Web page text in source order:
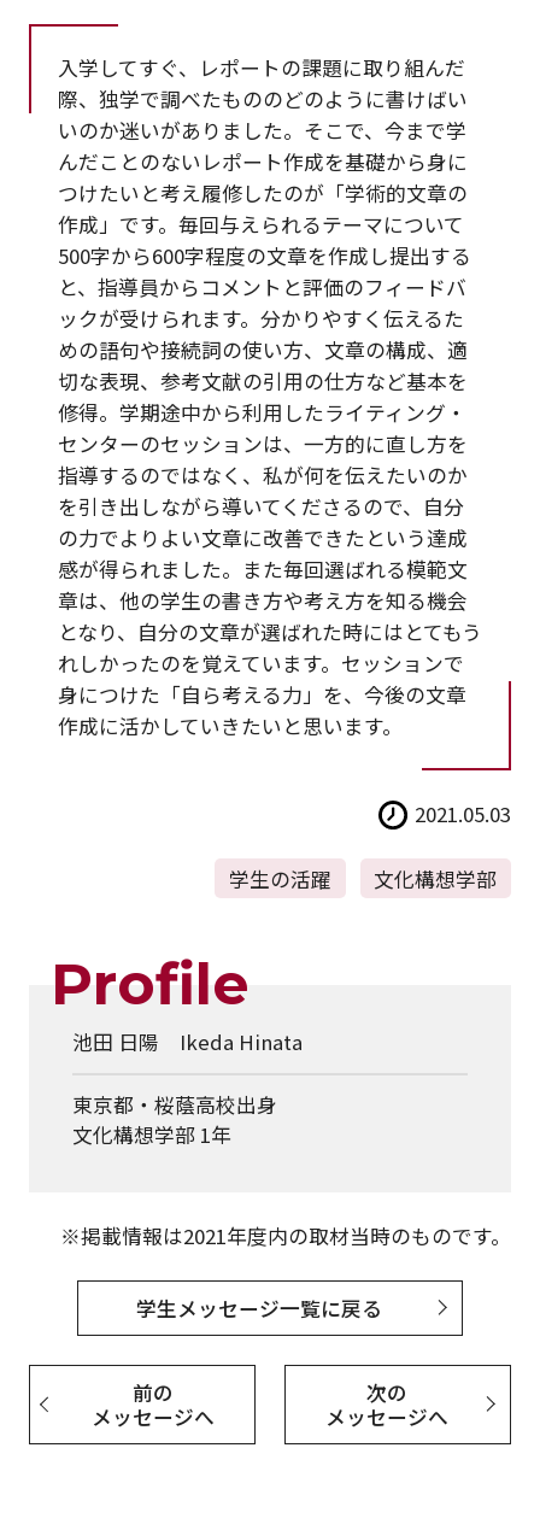
入学してすぐ、レポートの課題に取り組んだ
際、独学で調べたもののどのように書けばい
いのか迷いがありました。そこで、今まで学
んだことのないレポート作成を基礎から身に
つけたいと考え履修したのが「学術的文章の
作成」です。毎回与えられるテーマについて
500字から600字程度の文章を作成し提出する
と、指導員からコメントと評価のフィードバ
ックが受けられます。分かりやすく伝えるた
めの語句や接続詞の使い方、文章の構成、適
切な表現、参考文献の引用の仕方など基本を
修得。学期途中から利用したライティング・
センターのセッションは、一方的に直し方を
指導するのではなく、私が何を伝えたいのか
を引き出しながら導いてくださるので、自分
の力でよりよい文章に改善できたという達成
感が得られました。また毎回選ばれる模範文
章は、他の学生の書き方や考え方を知る機会
となり、自分の文章が選ばれた時にはとてもう
れしかったのを覚えています。セッションで
身につけた「自ら考える力」を、今後の文章
作成に活かしていきたいと思います。
2021.05.03
学生の活躍 文化構想学部
Profile
池田 日陽 Ikeda Hinata
東京都・桜蔭高校出身
文化構想学部 1年
※掲載情報は2021年度内の取材当時のものです。
学生メッセージ一覧に戻る
前の
メッセージへ
次の
メッセージへ